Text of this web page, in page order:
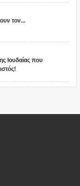
τον...
Ιουδαίας που